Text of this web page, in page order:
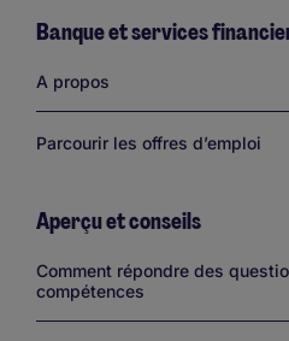
Banque et services
A propos
Parcourir les offres d’emploi
Aperçu et conseils
Comment répondre des
compétences